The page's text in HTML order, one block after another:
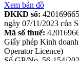
Xem bản đồ
ĐKKD số:
ngày 07/11/2023 của
Mã số thuế:
Giấy phép Kinh
Operator Licence)